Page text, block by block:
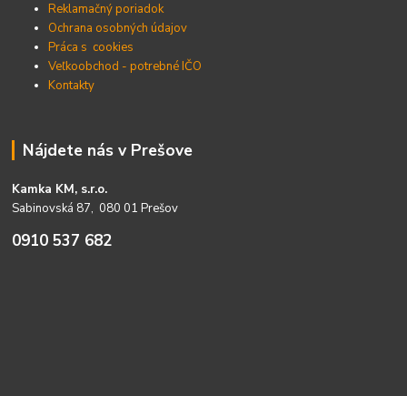
Reklamačný poriadok
Ochrana osobných údajov
Práca s cookies
Veľkoobchod - potrebné IČO
Kontakty
Nájdete nás v Prešove
Kamka KM, s.r.o.
Sabinovská 87, 080 01 Prešov
0910 537 682